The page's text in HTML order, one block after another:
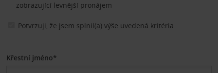
zobrazující levnější pronájem
Potvrzuji, že jsem splnil(a) výše uvedená kritéria.
Křestní jméno*